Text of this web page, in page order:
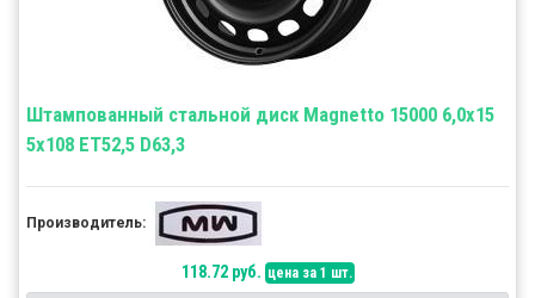
Штампованный стальной диск Magnetto 15000 6,0x15
5x108 ET52,5 D63,3
Производитель:
118.72 руб. цена за 1 шт.